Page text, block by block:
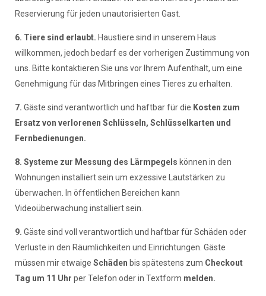
Reservierung für jeden unautorisierten Gast.
6. Tiere sind erlaubt. Haustiere sind in unserem Haus
willkommen, jedoch bedarf es der vorherigen Zustimmung von
uns. Bitte kontaktieren Sie uns vor Ihrem Aufenthalt, um eine
Genehmigung für das Mitbringen eines Tieres zu erhalten.
7. Gäste sind verantwortlich und haftbar für die Kosten zum
Ersatz von verlorenen Schlüsseln, Schlüsselkarten und
Fernbedienungen.
8. Systeme zur Messung des Lärmpegels können in den
Wohnungen installiert sein um exzessive Lautstärken zu
überwachen. In öffentlichen Bereichen kann
Videoüberwachung installiert sein.
9. Gäste sind voll verantwortlich und haftbar für Schäden oder
Verluste in den Räumlichkeiten und Einrichtungen. Gäste
müssen mir etwaige Schäden bis spätestens zum Checkout
Tag um 11 Uhr per Telefon oder in Textform melden.